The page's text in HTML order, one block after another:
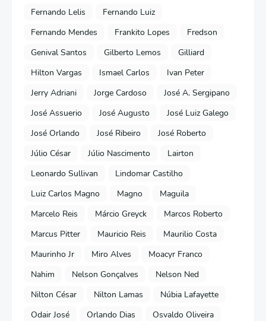
Fernando Lelis
Fernando Luiz
Fernando Mendes
Frankito Lopes
Fredson
Genival Santos
Gilberto Lemos
Gilliard
Hilton Vargas
Ismael Carlos
Ivan Peter
Jerry Adriani
Jorge Cardoso
José A. Sergipano
José Assuerio
José Augusto
José Luiz Galego
José Orlando
José Ribeiro
José Roberto
Júlio César
Júlio Nascimento
Lairton
Leonardo Sullivan
Lindomar Castilho
Luiz Carlos Magno
Magno
Maguila
Marcelo Reis
Márcio Greyck
Marcos Roberto
Marcus Pitter
Mauricio Reis
Maurilio Costa
Maurinho Jr
Miro Alves
Moacyr Franco
Nahim
Nelson Gonçalves
Nelson Ned
Nilton César
Nilton Lamas
Núbia Lafayette
Odair José
Orlando Dias
Osvaldo Oliveira